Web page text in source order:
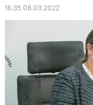
16:35 08.03.2022